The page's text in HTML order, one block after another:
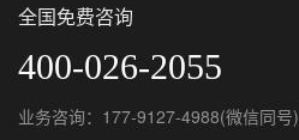
全国免费咨询
400-026-2055
业务咨询：177-9127-4988(微信同号)